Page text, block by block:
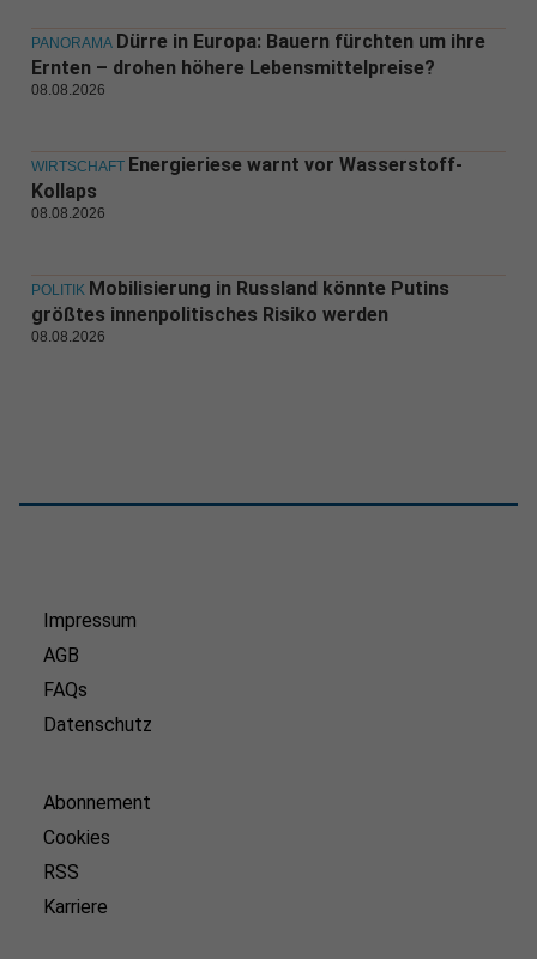
PANORAMA Dürre in Europa: Bauern fürchten um ihre
Ernten – drohen höhere Lebensmittelpreise?
08.08.2026
WIRTSCHAFT Energieriese warnt vor Wasserstoff-
Kollaps
08.08.2026
POLITIK Mobilisierung in Russland könnte Putins
größtes innenpolitisches Risiko werden
08.08.2026
Impressum
AGB
FAQs
Datenschutz
Abonnement
Cookies
RSS
Karriere